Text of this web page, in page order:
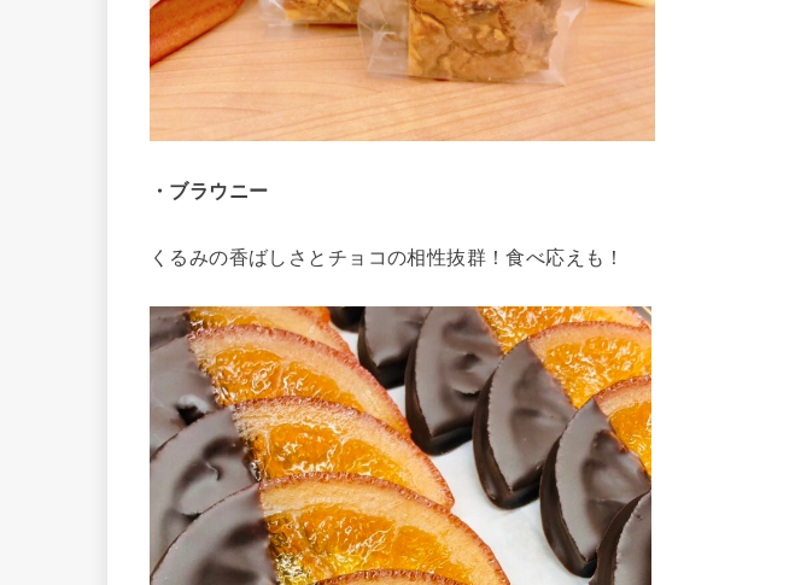
・ブラウニー
くるみの香ばしさとチョコの相性抜群！食べ応えも！